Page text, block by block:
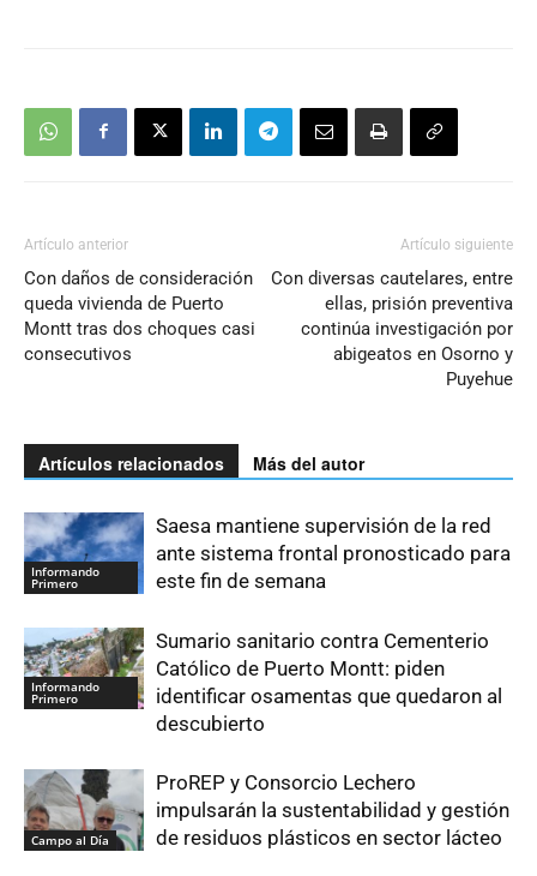
Artículo anterior
Con daños de consideración
queda vivienda de Puerto
Montt tras dos choques casi
consecutivos
Artículo siguiente
Con diversas cautelares, entre
ellas, prisión preventiva
continúa investigación por
abigeatos en Osorno y
Puyehue
Artículos relacionados Más del autor
Informando
Primero
Saesa mantiene supervisión de la red
ante sistema frontal pronosticado para
este fin de semana
Informando
Primero
Sumario sanitario contra Cementerio
Católico de Puerto Montt: piden
identificar osamentas que quedaron al
descubierto
Campo al Día
ProREP y Consorcio Lechero
impulsarán la sustentabilidad y gestión
de residuos plásticos en sector lácteo